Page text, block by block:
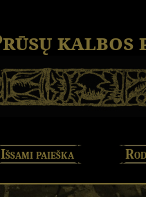
kalbos
Išsami paieška